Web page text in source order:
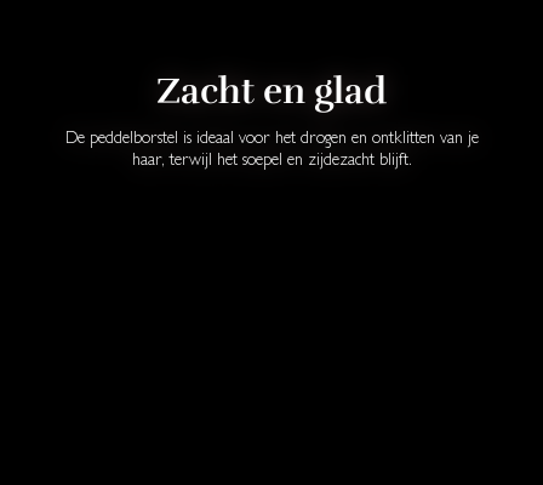
Zacht en glad
De peddelborstel is ideaal voor het drogen en ontklitten van je
haar, terwijl het soepel en zijdezacht blijft.